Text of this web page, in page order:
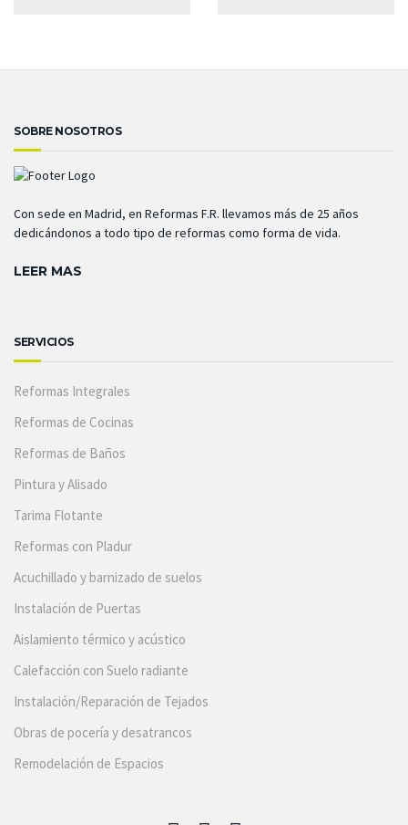
SOBRE NOSOTROS
Con sede en Madrid, en Reformas F.R. llevamos más de 25 años
dedicándonos a todo tipo de reformas como forma de vida.
LEER MAS
SERVICIOS
Reformas Integrales
Reformas de Cocinas
Reformas de Baños
Pintura y Alisado
Tarima Flotante
Reformas con Pladur
Acuchillado y barnizado de suelos
Instalación de Puertas
Aislamiento térmico y acústico
Calefacción con Suelo radiante
Instalación/Reparación de Tejados
Obras de pocería y desatrancos
Remodelación de Espacios